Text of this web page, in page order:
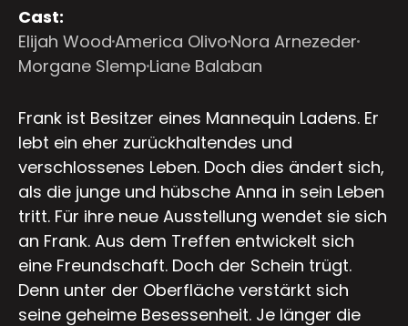
Cast:
Elijah WoodAmerica Olivo Nora Arnezeder
Morgane Slemp Liane Balaban
Frank ist Besitzer eines Mannequin Ladens. Er
lebt ein eher zurückhaltendes und
verschlossenes Leben. Doch dies ändert sich,
als die junge und hübsche Anna in sein Leben
tritt. Für ihre neue Ausstellung wendet sie sich
an Frank. Aus dem Treffen entwickelt sich
eine Freundschaft. Doch der Schein trügt.
Denn unter der Oberfläche verstärkt sich
seine geheime Besessenheit. Je länger die